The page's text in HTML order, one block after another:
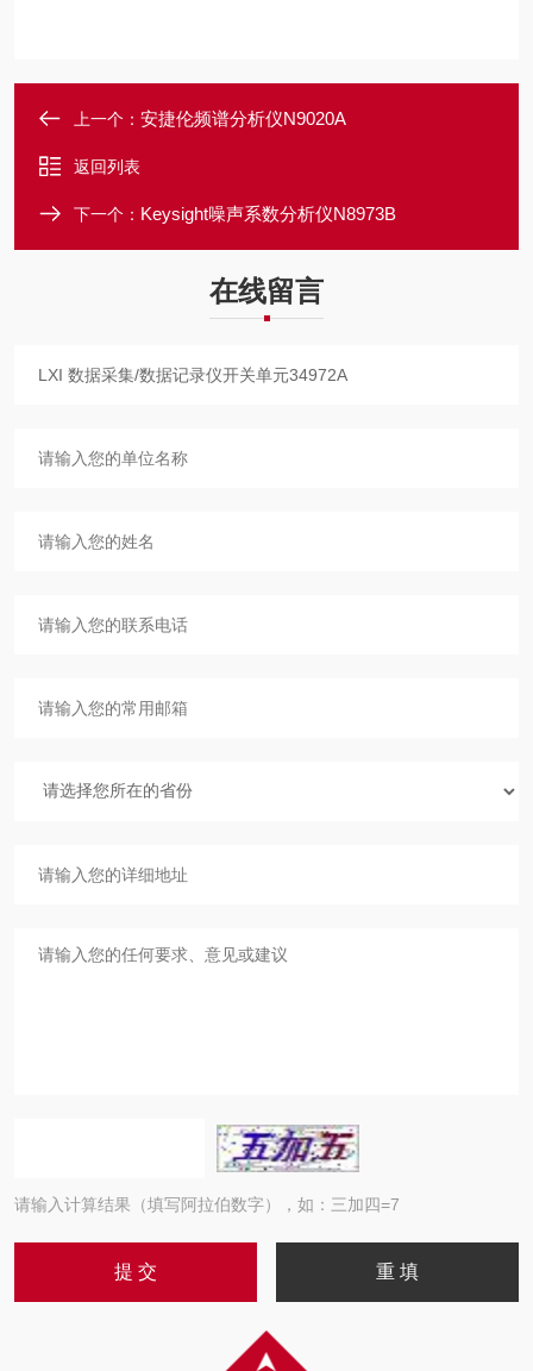
上一个： 安捷伦频谱分析仪N9020A
返回列表
下一个： Keysight噪声系数分析仪N8973B
在线留言
请输入计算结果（填写阿拉伯数字），如：三加四=7